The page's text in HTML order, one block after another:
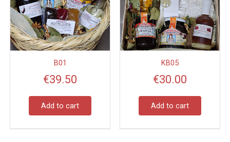
B01
€39.50
Add to cart
KB05
€30.00
Add to cart